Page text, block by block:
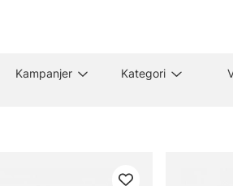
Kampanjer Kategori